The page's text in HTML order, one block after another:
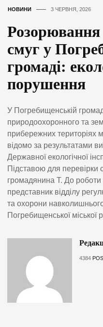
НОВИНИ 3 ЧЕРВНЯ, 2026
смуг у
громаді:
порушення
У Погребищенській
природоохоронного та
прибережних територіях
відомо за результатами
Державної екологічної
Підставою для перевірки
громадянина Т. До роботи
представник відділу
та охорони
Погребищенської
4384